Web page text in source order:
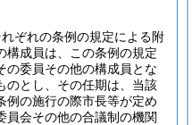
ぞれの条例の規定による附
構成員は、この条例の規定
の委員その他の構成員とな
のとし、その任期は、当該
例の施行の際市長等が定め
員会その他の合議制の機関